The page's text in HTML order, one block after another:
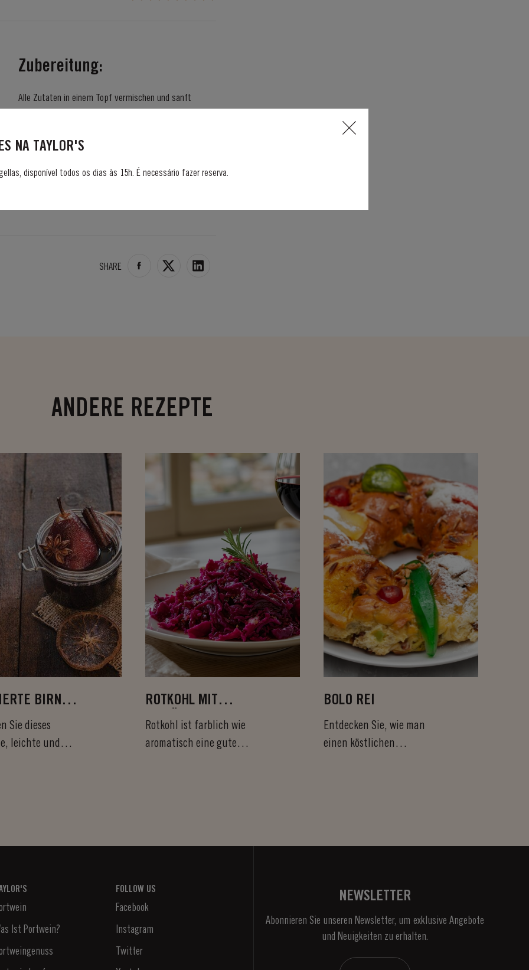
Zubereitung:
Alle Zutaten in einem Topf vermischen und sanft
Minuten bei schwacher Hitze köcheln bis die Sauce eine
Sauce luftdicht verschlossen (z.B. in einem Weckglas)
SHARE
ANDERE REZEPTE
BIRNEN
Sie dieses
leichte und
ROTKOHL MIT
PORTWEIN
Rotkohl ist farblich wie
aromatisch eine gute
BOLO REI
Entdecken Sie, wie man
einen köstlichen
Ist Portwein?
FOLLOW US
Facebook
Instagram
Twitter
NEWSLETTER
Abonnieren Sie unseren Newsletter, um exklusive Angebote
und Neuigkeiten zu erhalten.
NA TAYLOR'S
disponível todos os dias às 15h. É necessário fazer reserva.